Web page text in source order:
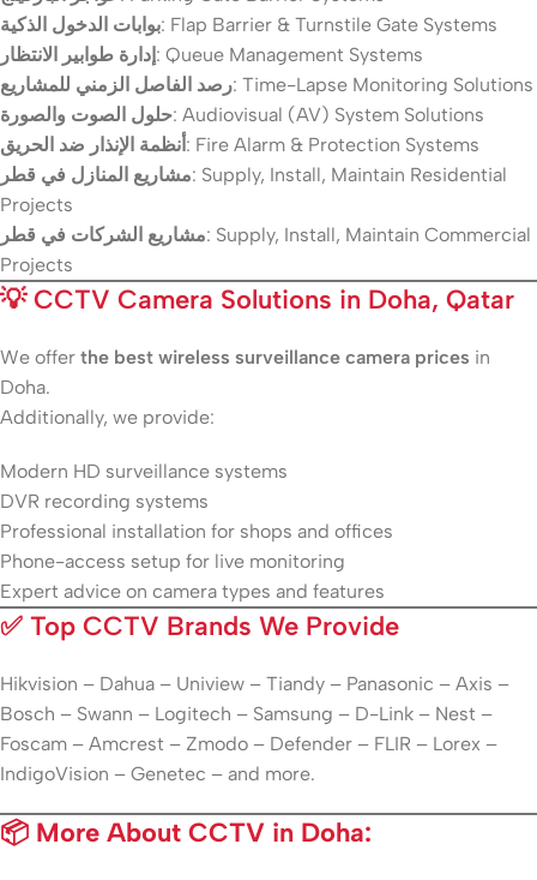
بوابات الدخول الذكية: Flap Barrier & Turnstile Gate Systems
إدارة طوابير الانتظار: Queue Management Systems
رصد الفاصل الزمني للمشاريع: Time-Lapse Monitoring Solutions
حلول الصوت والصورة: Audiovisual (AV) System Solutions
أنظمة الإنذار ضد الحريق: Fire Alarm & Protection Systems
مشاريع المنازل في قطر: Supply, Install, Maintain Residential
Projects
مشاريع الشركات في قطر: Supply, Install, Maintain Commercial
Projects
💡CCTV Camera Solutions in Doha, Qatar
We offer the best wireless surveillance camera prices in
Doha.
Additionally, we provide:
Modern HD surveillance systems
DVR recording systems
Professional installation for shops and offices
Phone-access setup for live monitoring
Expert advice on camera types and features
✅ Top CCTV Brands We Provide
Hikvision – Dahua – Uniview – Tiandy – Panasonic – Axis –
Bosch – Swann – Logitech – Samsung – D-Link – Nest –
Foscam – Amcrest – Zmodo – Defender – FLIR – Lorex –
IndigoVision – Genetec – and more.
📦 More About CCTV in Doha: